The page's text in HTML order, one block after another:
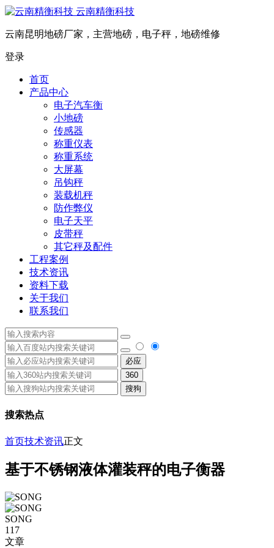
云南精衡科技
云南昆明地磅厂家，主营地磅，电子秤，地磅维修
登录
首页
产品中心
电子汽车衡
小地磅
传感器
称重仪表
称重系统
大屏幕
吊钩秤
装载机秤
防作弊仪
电子天平
皮带秤
其它秤及配件
工程案例
技术资讯
资料下载
关于我们
联系我们
必应
360
搜狗
搜索热点
首页技术资讯正文
基于不锈钢液体灌装秤的电子衡器
SONG
117
文章